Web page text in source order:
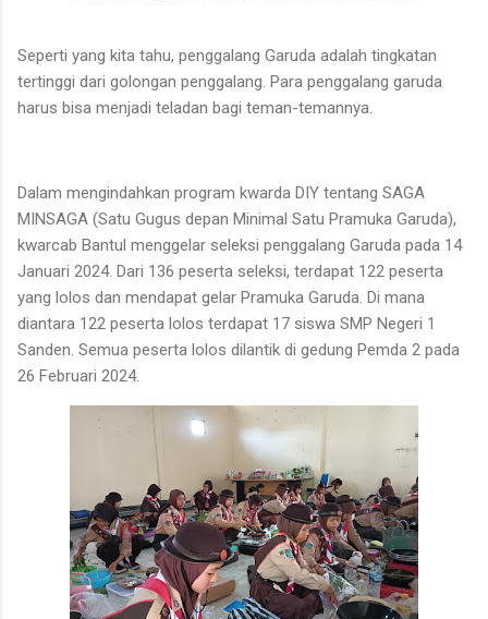
Seperti yang kita tahu, penggalang Garuda adalah tingkatan
tertinggi dari golongan penggalang. Para penggalang garuda
harus bisa menjadi teladan bagi teman-temannya.
Dalam mengindahkan program kwarda DIY tentang SAGA
MINSAGA (Satu Gugus depan Minimal Satu Pramuka Garuda),
kwarcab Bantul menggelar seleksi penggalang Garuda pada 14
Januari 2024. Dari 136 peserta seleksi, terdapat 122 peserta
yang lolos dan mendapat gelar Pramuka Garuda. Di mana
diantara 122 peserta lolos terdapat 17 siswa SMP Negeri 1
Sanden. Semua peserta lolos dilantik di gedung Pemda 2 pada
26 Februari 2024.